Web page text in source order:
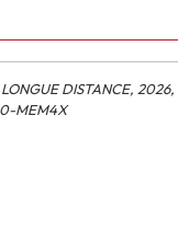
DISTANCE, 2026,
MEM4X